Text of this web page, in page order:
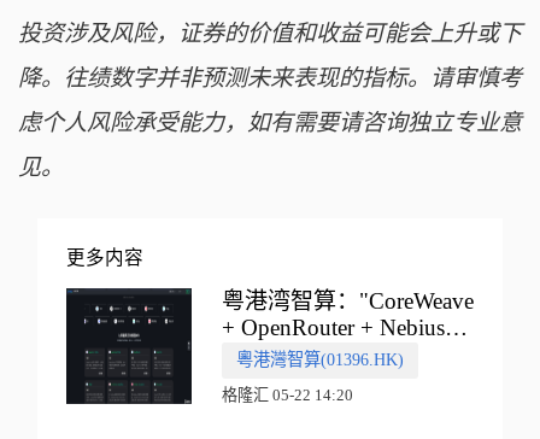
投资涉及风险，证券的价值和收益可能会上升或下
降。往绩数字并非预测未来表现的指标。请审慎考
虑个人风险承受能力，如有需要请咨询独立专业意
见。
更多内容
粤港湾智算："CoreWeave
+ OpenRouter + Nebius"
多向融合的中国智算新范
式
粵港灣智算(01396.HK)
格隆汇 05-22 14:20